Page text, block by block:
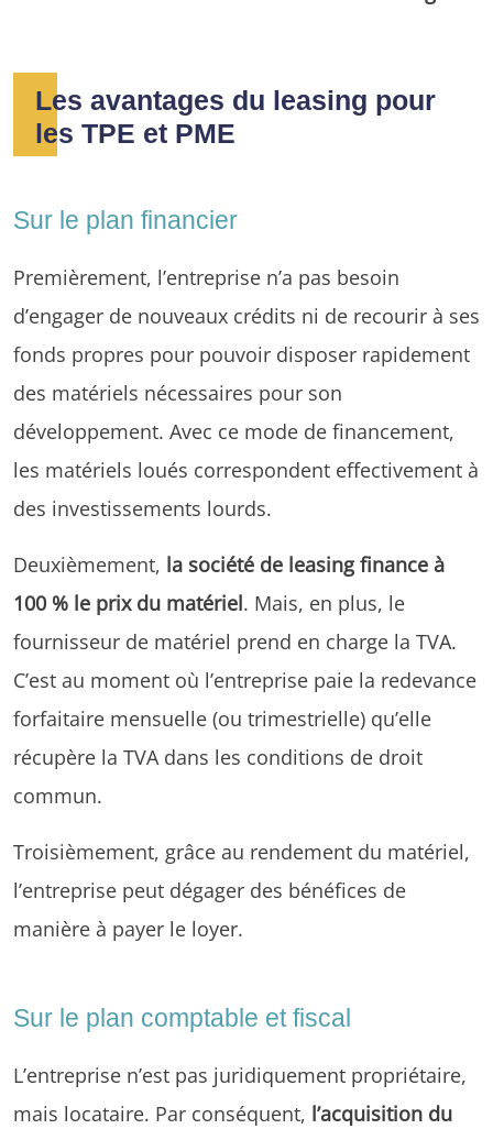
Les avantages du leasing pour
les TPE et PME
Sur le plan financier
Premièrement, l’entreprise n’a pas besoin
d’engager de nouveaux crédits ni de recourir à ses
fonds propres pour pouvoir disposer rapidement
des matériels nécessaires pour son
développement. Avec ce mode de financement,
les matériels loués correspondent effectivement à
des investissements lourds.
Deuxièmement, la société de leasing finance à
100 % le prix du matériel. Mais, en plus, le
fournisseur de matériel prend en charge la TVA.
C’est au moment où l’entreprise paie la redevance
forfaitaire mensuelle (ou trimestrielle) qu’elle
récupère la TVA dans les conditions de droit
commun.
Troisièmement, grâce au rendement du matériel,
l’entreprise peut dégager des bénéfices de
manière à payer le loyer.
Sur le plan comptable et fiscal
L’entreprise n’est pas juridiquement propriétaire,
mais locataire. Par conséquent, l’acquisition du